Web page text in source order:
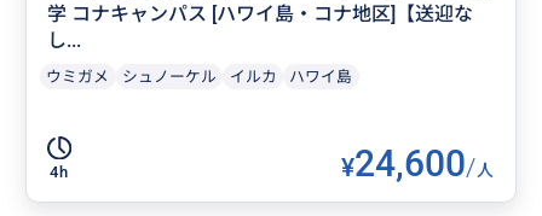
学 コナキャンパス [ハワイ島・コナ地区]【送迎な
し...
ウミガメ シュノーケル イルカ ハワイ島
4h ¥24,600/人